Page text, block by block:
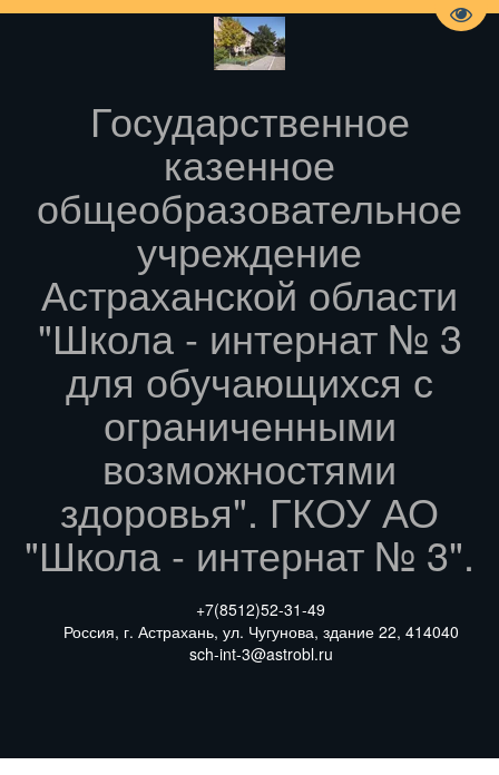
Государственное
казенное
общеобразовательное
учреждение
Астраханской области
"Школа - интернат № 3
для обучающихся с
ограниченными
возможностями
здоровья". ГКОУ АО
"Школа - интернат № 3".
+7(8512)52-31-49
Россия, г. Астрахань, ул. Чугунова, здание 22, 414040
sch-int-3@astrobl.ru